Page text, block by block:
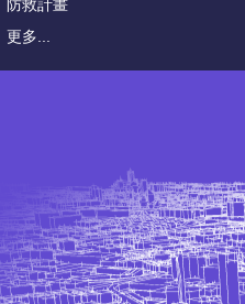
防救計畫
更多...